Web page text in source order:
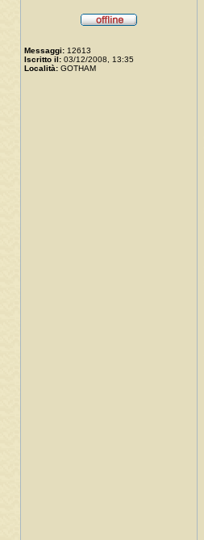
Messaggi: 12613
Iscritto il: 03/12/2008, 13:35
Località: GOTHAM